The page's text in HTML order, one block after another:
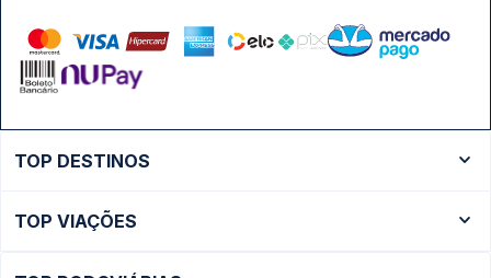
TOP DESTINOS
Ônibus São Paulo
TOP VIAÇÕES